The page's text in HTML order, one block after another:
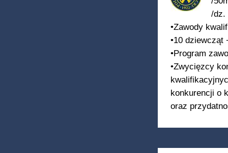
/dz.
•Zawody
•10 dziewcząt
•Program
•Zwycięzcy
konkurencji o
oraz